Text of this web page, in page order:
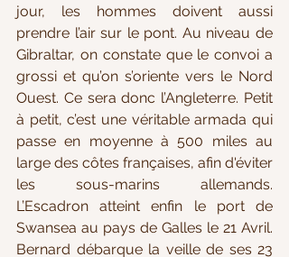
jour, les hommes doivent aussi
prendre l’air sur le pont. Au niveau de
Gibraltar, on constate que le convoi a
grossi et qu’on s’oriente vers le Nord
Ouest. Ce sera donc l’Angleterre. Petit
à petit, c’est une véritable armada qui
passe en moyenne à 500 miles au
large des côtes françaises, afin d'éviter
les sous-marins allemands.
L’Escadron atteint enfin le port de
Swansea au pays de Galles le 21 Avril.
Bernard débarque la veille de ses 23